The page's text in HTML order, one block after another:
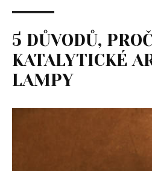
5 DŮVODŮ,
KATALYTICKÉ
LAMPY